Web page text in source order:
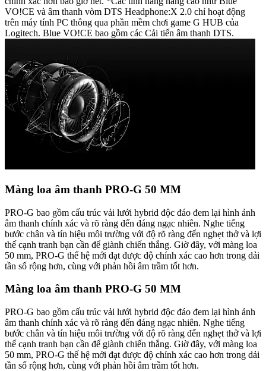
VO!CE và âm thanh vòm DTS Headphone:X 2.0 chỉ hoạt động
trên máy tính PC thông qua phần mềm chơi game G HUB của
Logitech. Blue VO!CE bao gồm các Cải tiến âm thanh DTS.
Màng loa âm thanh PRO-G 50 MM
PRO-G bao gồm cấu trúc vải lưới hybrid độc đáo đem lại hình ảnh
âm thanh chính xác và rõ ràng đến đáng ngạc nhiên. Nghe tiếng
bước chân và tín hiệu môi trường với độ rõ ràng đến nghẹt thở và lợi
thế cạnh tranh bạn cần để giành chiến thắng. Giờ đây, với màng loa
50 mm, PRO-G thế hệ mới đạt được độ chính xác cao hơn trong dải
tần số rộng hơn, cùng với phản hồi âm trầm tốt hơn.
Màng loa âm thanh PRO-G 50 MM
PRO-G bao gồm cấu trúc vải lưới hybrid độc đáo đem lại hình ảnh
âm thanh chính xác và rõ ràng đến đáng ngạc nhiên. Nghe tiếng
bước chân và tín hiệu môi trường với độ rõ ràng đến nghẹt thở và lợi
thế cạnh tranh bạn cần để giành chiến thắng. Giờ đây, với màng loa
50 mm, PRO-G thế hệ mới đạt được độ chính xác cao hơn trong dải
tần số rộng hơn, cùng với phản hồi âm trầm tốt hơn.